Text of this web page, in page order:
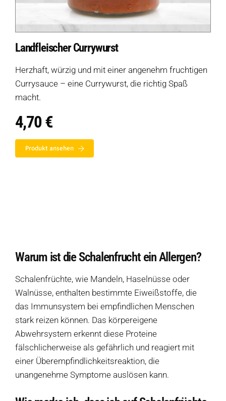
Landfleischer Currywurst
Herzhaft, würzig und mit einer angenehm fruchtigen
Currysauce – eine Currywurst, die richtig Spaß
macht.
4,70€
Produkt ansehen
Warum ist die Schalenfrucht ein Allergen?
Schalenfrüchte, wie Mandeln, Haselnüsse oder
Walnüsse, enthalten bestimmte Eiweißstoffe, die
das Immunsystem bei empfindlichen Menschen
stark reizen können. Das körpereigene
Abwehrsystem erkennt diese Proteine ​​
fälschlicherweise als gefährlich und reagiert mit
einer Überempfindlichkeitsreaktion, die
unangenehme Symptome auslösen kann.
Auf dieser Seite
Wie werden Schalenfrüchte in Zutatenlisten noch bezeichnet?
Welche allergiefreien Alternativen ersetzen Schalenfrüchte?
Quellen
Weitere Ressourcen